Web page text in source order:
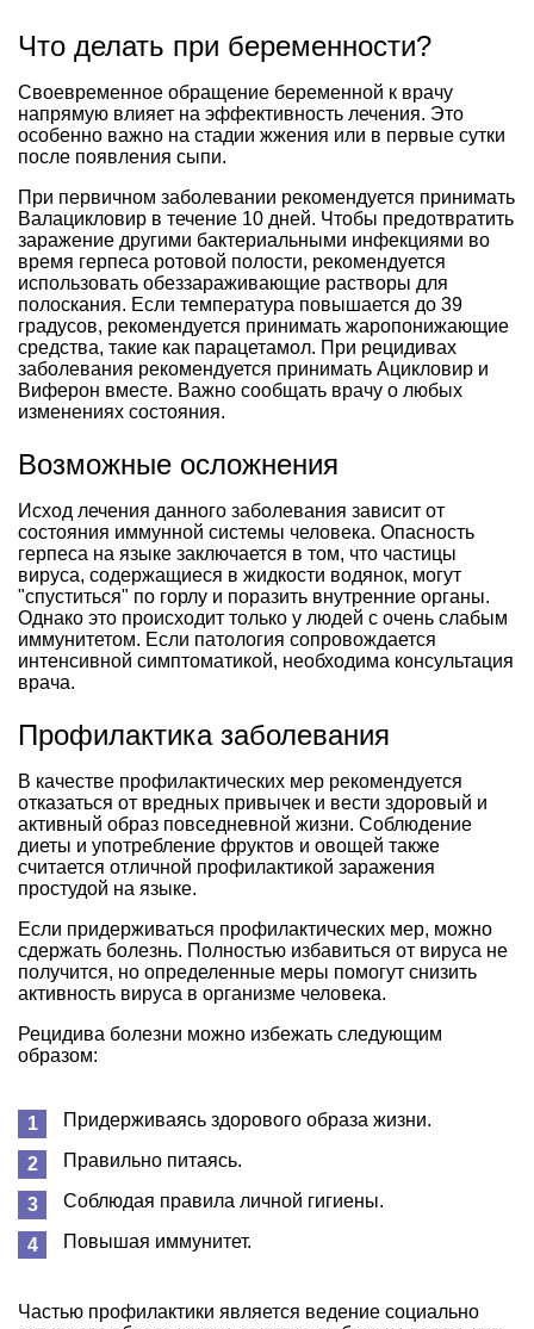
Что делать при беременности?
Своевременное обращение беременной к врачу
напрямую влияет на эффективность лечения. Это
особенно важно на стадии жжения или в первые сутки
после появления сыпи.
При первичном заболевании рекомендуется принимать
Валацикловир в течение 10 дней. Чтобы предотвратить
заражение другими бактериальными инфекциями во
время герпеса ротовой полости, рекомендуется
использовать обеззараживающие растворы для
полоскания. Если температура повышается до 39
градусов, рекомендуется принимать жаропонижающие
средства, такие как парацетамол. При рецидивах
заболевания рекомендуется принимать Ацикловир и
Виферон вместе. Важно сообщать врачу о любых
изменениях состояния.
Возможные осложнения
Исход лечения данного заболевания зависит от
состояния иммунной системы человека. Опасность
герпеса на языке заключается в том, что частицы
вируса, содержащиеся в жидкости водянок, могут
"спуститься" по горлу и поразить внутренние органы.
Однако это происходит только у людей с очень слабым
иммунитетом. Если патология сопровождается
интенсивной симптоматикой, необходима консультация
врача.
Профилактика заболевания
В качестве профилактических мер рекомендуется
отказаться от вредных привычек и вести здоровый и
активный образ повседневной жизни. Соблюдение
диеты и употребление фруктов и овощей также
считается отличной профилактикой заражения
простудой на языке.
Если придерживаться профилактических мер, можно
сдержать болезнь. Полностью избавиться от вируса не
получится, но определенные меры помогут снизить
активность вируса в организме человека.
Рецидива болезни можно избежать следующим
образом:
Придерживаясь здорового образа жизни.
Правильно питаясь.
Соблюдая правила личной гигиены.
Повышая иммунитет.
Частью профилактики является ведение социально